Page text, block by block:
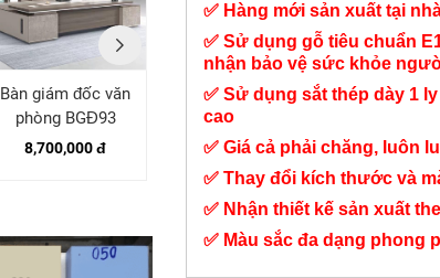
Bàn giám đốc văn
phòng BGĐ93
8,700,000 đ
Bàn giám đốc BGĐ20
4,500,000 đ
Bàn làm
✅ Hàng mới sản xuất tại
✅ Sử dụng gỗ tiêu chuẩn
nhận bảo vệ sức khỏe
✅ Sử dụng sắt thép dày 1
cao
✅ Giá cả phải chăng, luôn
✅ Thay đổi kích thước và
✅ Nhận thiết kế sản xuất
✅ Màu sắc đa dạng phong